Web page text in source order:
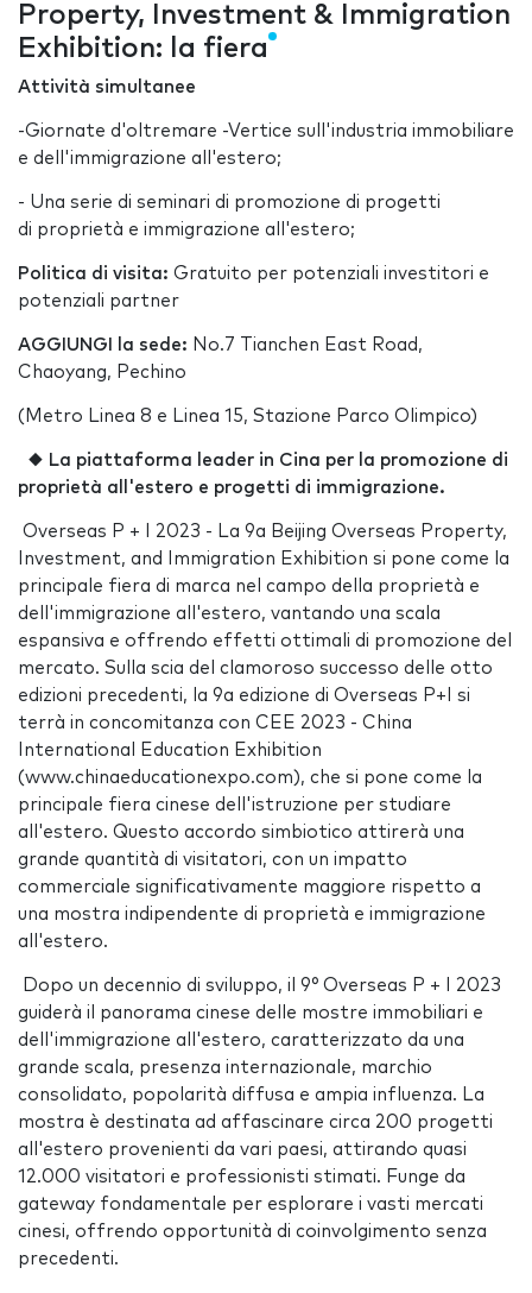
Property, Investment & Immigration
Exhibition: la fiera
Attività simultanee
-Giornate d'oltremare -Vertice sull'industria immobiliare
e dell'immigrazione all'estero;
- Una serie di seminari di promozione di progetti
di proprietà e immigrazione all'estero;
Politica di visita: Gratuito per potenziali investitori e
potenziali partner
AGGIUNGI la sede: No.7 Tianchen East Road,
Chaoyang, Pechino
(Metro Linea 8 e Linea 15, Stazione Parco Olimpico)
◆ La piattaforma leader in Cina per la promozione di
proprietà all'estero e progetti di immigrazione.
Overseas P + I 2023 - La 9a Beijing Overseas Property,
Investment, and Immigration Exhibition si pone come la
principale fiera di marca nel campo della proprietà e
dell'immigrazione all'estero, vantando una scala
espansiva e offrendo effetti ottimali di promozione del
mercato. Sulla scia del clamoroso successo delle otto
edizioni precedenti, la 9a edizione di Overseas P+I si
terrà in concomitanza con CEE 2023 - China
International Education Exhibition
(www.chinaeducationexpo.com), che si pone come la
principale fiera cinese dell'istruzione per studiare
all'estero. Questo accordo simbiotico attirerà una
grande quantità di visitatori, con un impatto
commerciale significativamente maggiore rispetto a
una mostra indipendente di proprietà e immigrazione
all'estero.
Dopo un decennio di sviluppo, il 9° Overseas P + I 2023
guiderà il panorama cinese delle mostre immobiliari e
dell'immigrazione all'estero, caratterizzato da una
grande scala, presenza internazionale, marchio
consolidato, popolarità diffusa e ampia influenza. La
mostra è destinata ad affascinare circa 200 progetti
all'estero provenienti da vari paesi, attirando quasi
12.000 visitatori e professionisti stimati. Funge da
gateway fondamentale per esplorare i vasti mercati
cinesi, offrendo opportunità di coinvolgimento senza
precedenti.